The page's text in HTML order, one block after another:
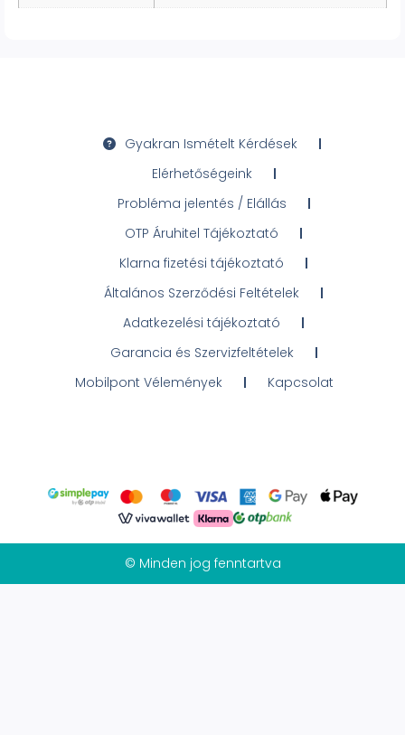
Gyakran Ismételt Kérdések
Elérhetőségeink
Probléma jelentés / Elállás
OTP Áruhitel Tájékoztató
Klarna fizetési tájékoztató
Általános Szerződési Feltételek
Adatkezelési tájékoztató
Garancia és Szervizfeltételek
Mobilpont Vélemények
Kapcsolat
© Minden jog fenntartva